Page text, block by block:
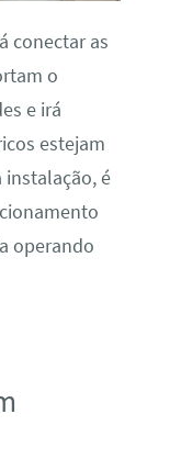
conectar as
o
e irá
estejam
instalação, é
operando